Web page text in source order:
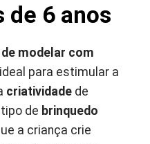
de 6 anos
modelar com
para estimular a
criatividade de
de brinquedo
a criança crie